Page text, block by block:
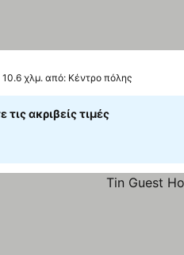
10.6 χλμ. από: Κέντρο πόλης
τις ακριβείς τιμές